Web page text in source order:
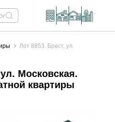
Лот 8853. Брест, ул.
Московская.
квартиры